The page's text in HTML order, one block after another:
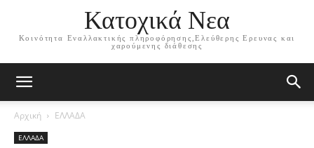
Κατοχικά Νεα
Κοινότητα Εναλλακτικής πληροφόρησης,Ελεύθερης Ερευνας και
χαρούμενης διάθεσης
Αρχική ΕΛΛΑΔΑ
ΕΛΛΑΔΑ